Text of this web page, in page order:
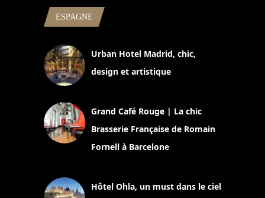
ESPAGNE
Urban Hotel Madrid, chic,
design et artistique
Grand Café Rouge | La chic
Brasserie Française de Romain
Fornell à Barcelone
Hôtel Ohla, un must dans le ciel